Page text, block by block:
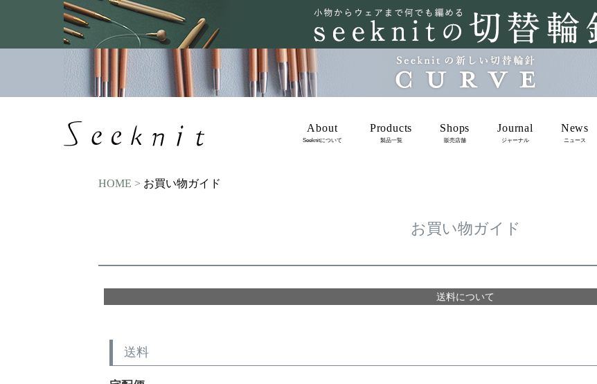
About
Seeknitについて
Products
製品一覧
Shops
販売店舗
Journal
ジャーナル
News
ニュース
HOME お買い物ガイド
お買い物ガイド
送料について
送料